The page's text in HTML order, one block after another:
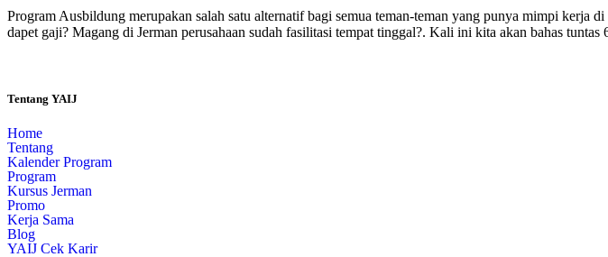
Program Ausbildung merupakan salah satu alternatif bagi semua teman-teman yang punya mimpi
dapet gaji? Magang di Jerman perusahaan sudah fasilitasi tempat tinggal?. Kali ini kita akan bahas
Tentang YAIJ
Home
Tentang
Kalender Program
Program
Kursus Jerman
Promo
Kerja Sama
Blog
YAIJ Cek Karir